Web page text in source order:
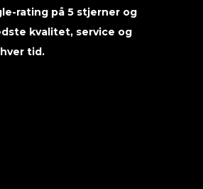
rating på 5 stjerner og
kvalitet, service og
tid.